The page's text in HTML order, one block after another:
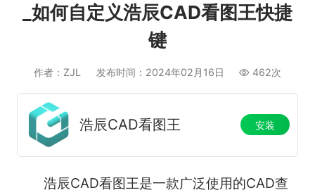
_如何自定义浩辰CAD看图王快捷
键
作者：ZJL 发布时间：2024年02月16日 462次
浩辰CAD看图王 安装
浩辰CAD看图王是一款广泛使用的CAD查